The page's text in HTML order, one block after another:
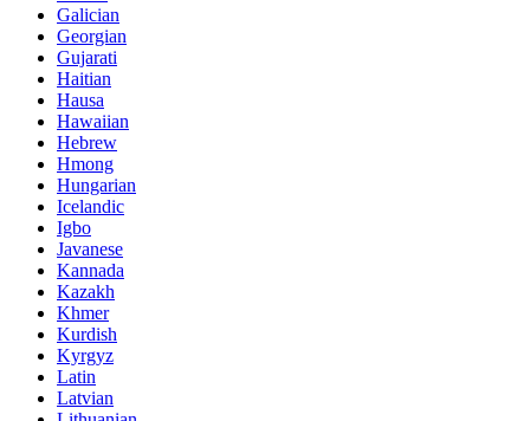
Galician
Georgian
Gujarati
Haitian
Hausa
Hawaiian
Hebrew
Hmong
Hungarian
Icelandic
Igbo
Javanese
Kannada
Kazakh
Khmer
Kurdish
Kyrgyz
Latin
Latvian